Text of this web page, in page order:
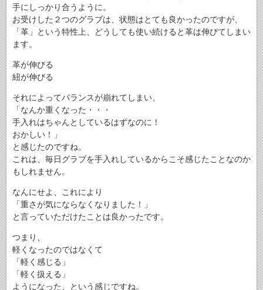
手にしっかり合うように。
お受けした２つのグラブは、状態はとても良かったのですが、
「革」という特性上、どうしても使い続けると革は伸びてしまい
ます。
革が伸びる
紐が伸びる
それによってバランスが崩れてしまい、
「なんか重くなった・・・
手入れはちゃんとしているはずなのに！
おかしい！」
と感じたのですね。
これは、毎日グラブを手入れしているからこそ感じたことなのか
もしれません。
なんにせよ、これにより
「重さが気にならなくなりました！」
と言っていただけたことは良かったです。
つまり、
軽くなったのではなくて
「軽く感じる」
「軽く扱える」
ようになった、という感じですね。